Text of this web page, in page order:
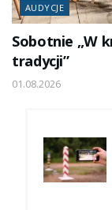
AUDYCJE
Sobotnie „W
tradycji”
01.08.2026